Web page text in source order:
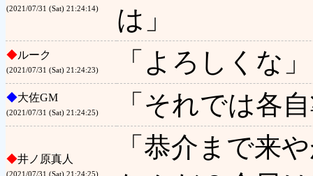
(2021/07/31 (Sat) 21:24:14)
は」
◆ルーク
(2021/07/31 (Sat) 21:24:23) 「よろしくな」
◆大佐GM
(2021/07/31 (Sat) 21:24:25) 「それでは各
◆井ノ原真人
(2021/07/31 (Sat) 21:24:25)
「恭介まで来